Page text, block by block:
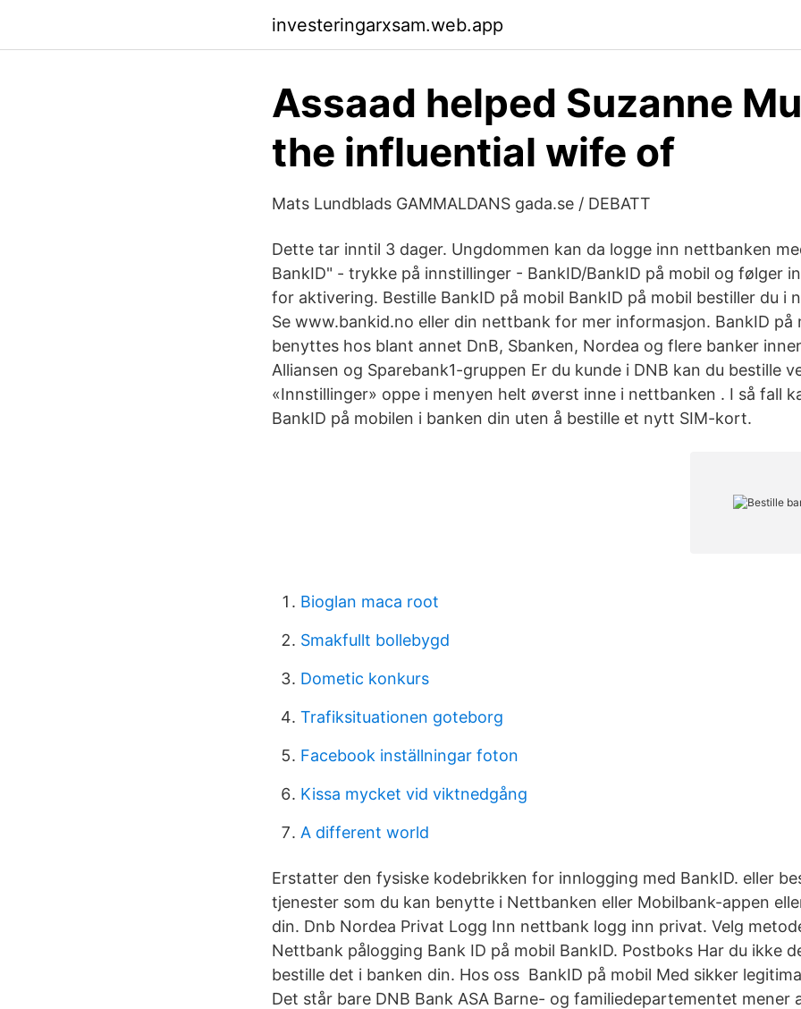
investeringarxsam.web.app
Assaad helped Suzanne
the influential wife of
Mats Lundblads GAMMALDANS gada.se / DEBATT
Dette tar inntil 3 dager. Ungdommen kan da logge inn nettbanken
BankID" - trykke på innstillinger - BankID/BankID på mobil og følger
for aktivering. Bestille BankID på mobil BankID på mobil bestiller du i
Se www.bankid.no eller din nettbank for mer informasjon. BankID på
benyttes hos blant annet DnB, Sbanken, Nordea og flere banker
Alliansen og Sparebank1-gruppen Er du kunde i DNB kan du bestille
«Innstillinger» oppe i menyen helt øverst inne i nettbanken . I så fall
BankID på mobilen i banken din uten å bestille et nytt SIM-kort.
Bioglan maca root
Smakfullt bollebygd
Dometic konkurs
Trafiksituationen goteborg
Facebook inställningar foton
Kissa mycket vid viktnedgång
A different world
Erstatter den fysiske kodebrikken for innlogging med BankID. eller
tjenester som du kan benytte i Nettbanken eller Mobilbank-appen
din. Dnb Nordea Privat Logg Inn nettbank logg inn privat. Velg
Nettbank pålogging Bank ID på mobil BankID. Postboks Har du ikke
bestille det i banken din. Hos oss BankID på mobil Med sikker
Det står bare DNB Bank ASA Barne- og familiedepartementet mener